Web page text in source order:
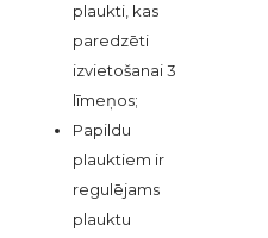
plaukti, kas
paredzēti
izvietošanai 3
līmeņos;
Papildu
plauktiem ir
regulējams
plauktu